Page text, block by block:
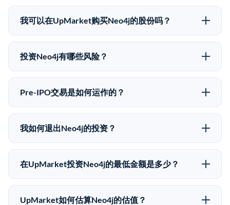
Neo4j没有公开股价，因为它是一家私有公司。最近的已
知股价来自其最近一轮融资。 二级市场上的Pre-IPO股
同。
我可以在UpMarket购买Neo4j的股份吗？
可以。合格投资者可以通过填写本页表单或在
upmarket.co创建账户来表达对Neo4j股份的投资意向。
50,000美元。UpMarket是FINRA注册的经纪交易商，
自2019年以来已经纪超过5亿美元的另类投资。
投资Neo4j有哪些风险？
Pre-IPO投资存在重大风险。Neo4j的股份流动性低，意
味着没有公开市场可以快速出售。不存在确定的退出时
可能全部损失的准备。私有公司的估值在融资轮次之间
可能大幅波动。投资者应在投资前咨询其财务顾问并审
Pre-IPO交易是如何运作的？
在Pre-IPO交易中，合格投资者通过二级市场平台从现有
股东（如员工、早期投资者或其他持有人）处购买股
为FINRA注册的经纪交易商促成这些交易，代表双方处
理合规、文件和结算事宜。
我如何退出Neo4j的投资？
Pre-IPO持股主要有两种退出途径：在二级市场将股份出
售给其他买家，或持有直到公司完成IPO或被收购。两
市场条件。任何退出的时间都是不可预测的，投资者应
做好多年持有的准备。
在UpMarket投资Neo4j的最低金额是多少？
UpMarket上大多数Pre-IPO产品的最低投资金额为
50,000美元。具体金额可能因产品和股份供应情况而有
UpMarket如何估算Neo4j的估值？